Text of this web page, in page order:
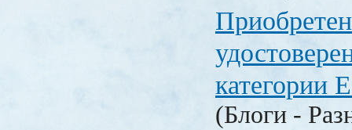
категории
(Блоги -